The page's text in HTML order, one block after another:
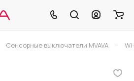
Сенсорные выключатели MVAVA –